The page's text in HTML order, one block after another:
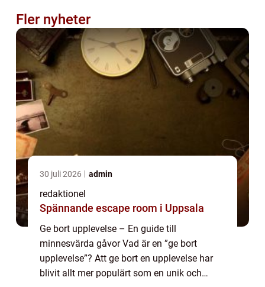
Fler nyheter
30 juli 2026 admin
redaktionel
Spännande escape room i Uppsala
Ge bort upplevelse – En guide till
minnesvärda gåvor Vad är en ”ge bort
upplevelse”? Att ge bort en upplevelse har
blivit allt mer populärt som en unik och